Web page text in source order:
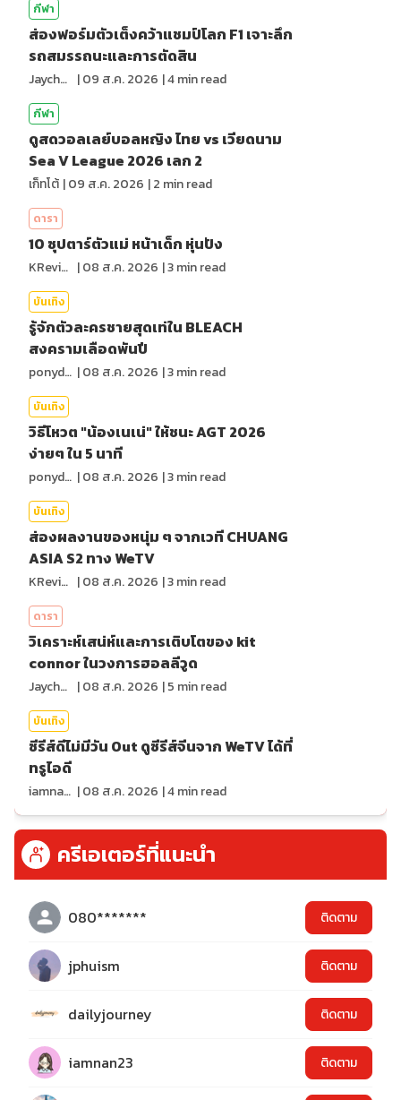
กีฬา
ส่องฟอร์มตัวเต็งคว้าแชมป์โลก F1 เจาะลึก
รถสมรรถนะและการตัดสิน
Jaychou |09 ส.ค. 2026 |4min read
กีฬา
ดูสดวอลเลย์บอลหญิง ไทย vs เวียดนาม
Sea V League 2026 เลก 2
เก็ทโต้ |09 ส.ค. 2026 |2 min read
ดารา
10 ซุปตาร์ตัวแม่ หน้าเด็ก หุ่นปัง
KReview |08 ส.ค. 2026 |3min read
บันเทิง
รู้จักตัวละครชายสุดเท่ใน BLEACH
สงครามเลือดพันปี
ponydiary |08 ส.ค. 2026 |3min read
บันเทิง
วิธีโหวต "น้องเนเน่" ให้ชนะ AGT 2026
ง่ายๆ ใน 5 นาที
ponydiary |08 ส.ค. 2026 |3min read
บันเทิง
ส่องผลงานของหนุ่ม ๆ จากเวที CHUANG
ASIA S2 ทาง WeTV
KReview |08 ส.ค. 2026 |3min read
ดารา
วิเคราะห์เสน่ห์และการเติบโตของ kit
connor ในวงการฮอลลีวูด
Jaychou |08 ส.ค. 2026 |5 min read
บันเทิง
ซีรีส์ดีไม่มีวัน Out ดูซีรีส์จีนจาก WeTV ได้ที่
ทรูไอดี
iamnan23 |08 ส.ค. 2026 |4min read
ครีเอเตอร์ที่แนะนำ
080******* ติดตาม
jphuism ติดตาม
dailyjourney ติดตาม
iamnan23 ติดตาม